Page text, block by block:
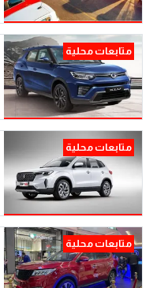
متابعات محلية
متابعات محلية
متابعات محلية